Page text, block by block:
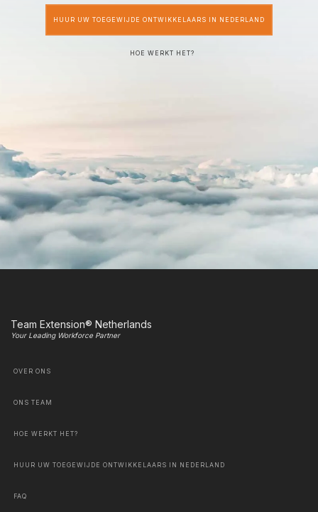
HUUR UW TOEGEWIJDE ONTWIKKELAARS IN NEDERLAND
HOE WERKT HET?
Team Extension® Netherlands
Your Leading Workforce Partner
OVER ONS
ONS TEAM
HOE WERKT HET?
HUUR UW TOEGEWIJDE ONTWIKKELAARS IN NEDERLAND
FAQ